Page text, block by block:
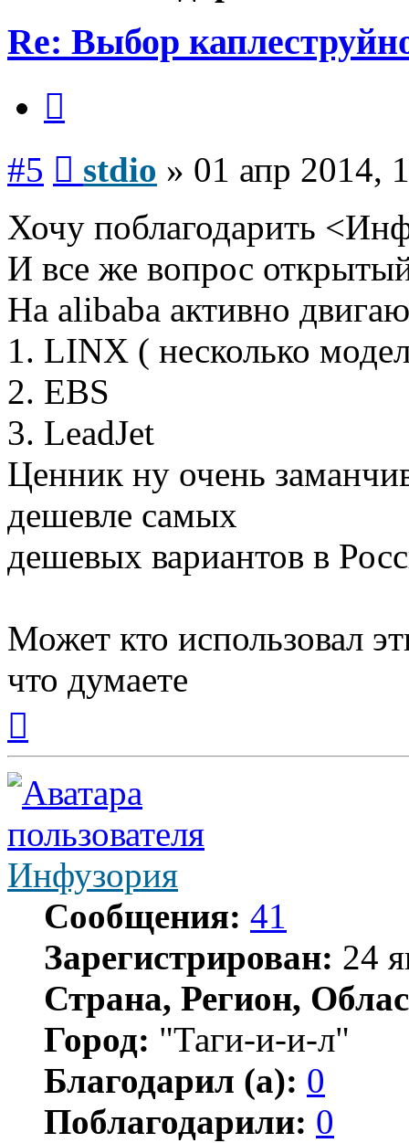
Re: Выбор
#5 stdio » 01 апр 2014,
Хочу поблагодарить
И все же вопрос
На alibaba активно
1. LINX ( несколько
2. EBS
3. LeadJet
Ценник ну очень
дешевле самых
дешевых вариантов в
Может кто использовал
что думаете
началу
Инфузория
Сообщения: 41
Зарегистрирован: 24
Страна, Регион,
Город: "Таги-и-и-л"
Благодарил (а): 0
Поблагодарили: 0